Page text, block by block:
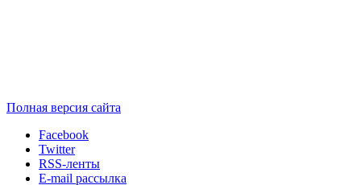
Полная версия сайта
Facebook
Twitter
RSS-ленты
E-mail рассылка